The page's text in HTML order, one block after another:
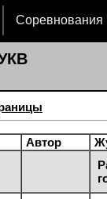
Соревнования
Автор